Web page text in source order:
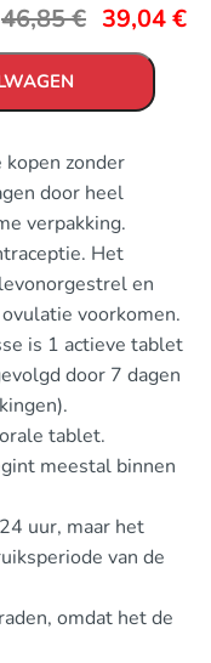
46,85€ 39,04€
zonder
door heel
verpakking.
Het
en
voorkomen.
is 1 actieve tablet
door 7 dagen
tablet.
meestal binnen
uur, maar het
van de
omdat het de